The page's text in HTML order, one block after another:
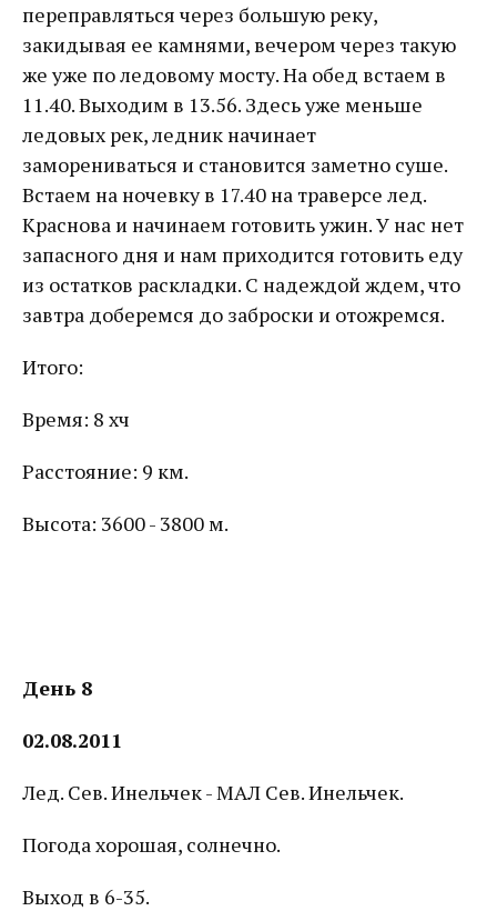
переправляться через большую реку,
закидывая ее камнями, вечером через такую
же уже по ледовому мосту. На обед встаем в
11.40. Выходим в 13.56. Здесь уже меньше
ледовых рек, ледник начинает
заморениваться и становится заметно суше.
Встаем на ночевку в 17.40 на траверсе лед.
Краснова и начинаем готовить ужин. У нас нет
запасного дня и нам приходится готовить еду
из остатков раскладки. С надеждой ждем, что
завтра доберемся до заброски и отожремся.
Итого:
Время: 8 хч
Расстояние: 9 км.
Высота: 3600 - 3800 м.
День 8
02.08.2011
Лед. Сев. Инельчек - МАЛ Сев. Инельчек.
Погода хорошая, солнечно.
Выход в 6-35.